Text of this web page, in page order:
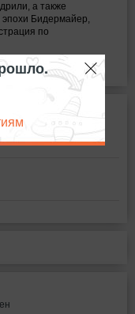
а также
эпохи Бидермайер,
по